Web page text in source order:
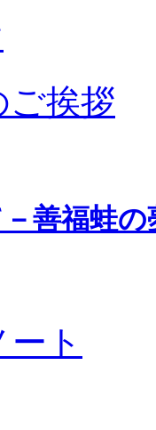
挨拶
善福蛙の
ト